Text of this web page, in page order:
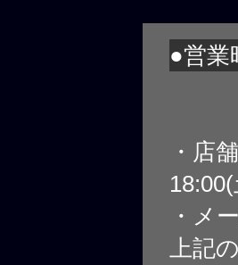
●営業
・店
・メ
上記